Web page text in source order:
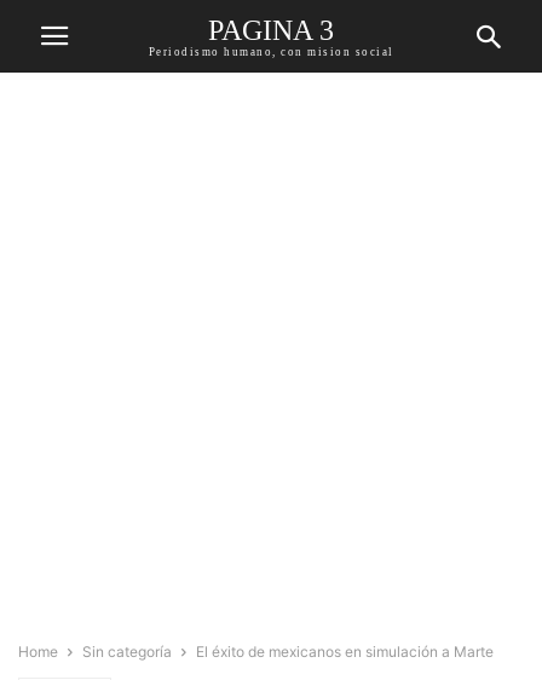
PAGINA 3
Periodismo humano, con mision social
Home Sin categoría El éxito de mexicanos en simulación a Marte